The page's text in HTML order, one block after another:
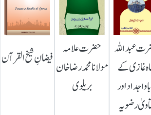
عبداللہ
غازی کے
اور
رضویہ
حضرت علامہ
مولانا محمد رضا خان
بریلوی
فیضانِ شیخ القرآن